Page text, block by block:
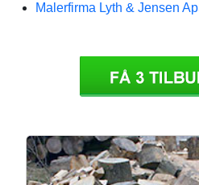
Malerfirma Lyth & Jensen